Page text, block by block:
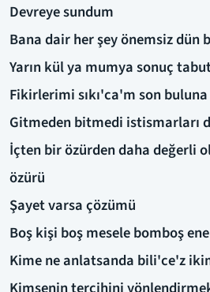
Devreye sundum
Bana dair her şey önemsiz dün
Yarın kül ya mumya sonuç
Fikirlerimi sıkı'ca'm son
Gitmeden bitmedi istismarları
İçten bir özürden daha değerli
özürü
Şayet varsa çözümü
Boş kişi boş mesele bomboş
Kime ne anlatsanda bili'ce'z
Kimsenin tercihini